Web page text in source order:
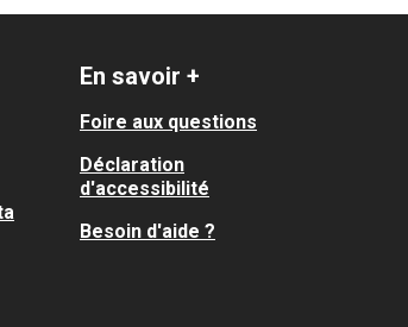
En savoir +
Foire aux questions
Déclaration
d'accessibilité
Besoin d'aide ?